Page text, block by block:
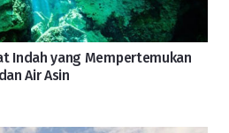
Indah yang Mempertemukan
Air Asin